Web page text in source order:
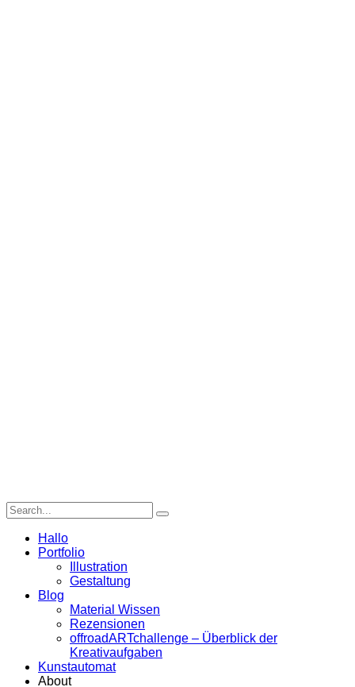
Hallo
Portfolio
Illustration
Gestaltung
Blog
Material Wissen
Rezensionen
offroadARTchallenge – Überblick der
Kreativaufgaben
Kunstautomat
About